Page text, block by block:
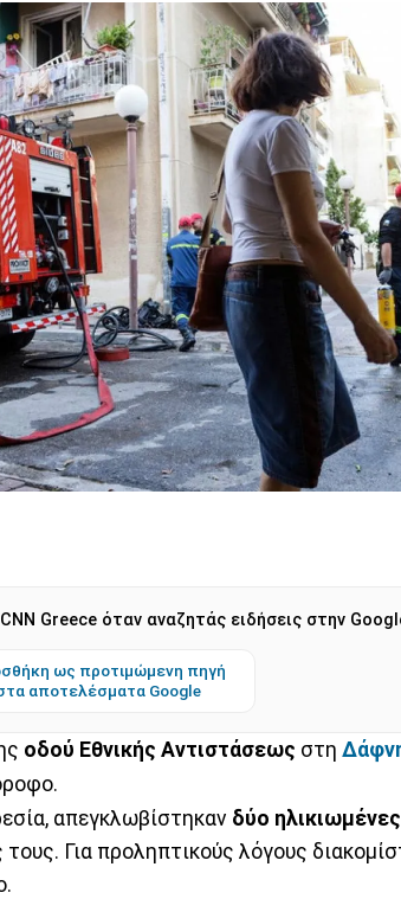
Greece όταν αναζητάς ειδήσεις στην
ως προτιμώμενη πηγή
αποτελέσματα Google
οδού Εθνικής Αντιστάσεως στη
απεγκλωβίστηκαν δύο
τους. Για προληπτικούς λόγους